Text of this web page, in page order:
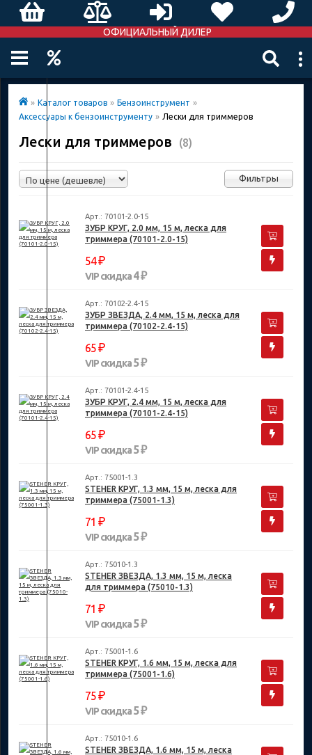
ОФИЦИАЛЬНЫЙ ДИЛЕР
» Каталог товаров » Бензоинструмент »
Аксессуары к бензоинструменту » Лески для триммеров
Лески для триммеров (8)
Фильтры
Арт.: 70101-2.0-15
ЗУБР КРУГ, 2.0 мм, 15 м, леска для
триммера (70101-2.0-15)
54₽
VIP скидка4 ₽
Арт.: 70102-2.4-15
ЗУБР ЗВЕЗДА, 2.4 мм, 15 м, леска для
триммера (70102-2.4-15)
65₽
VIP скидка5 ₽
Арт.: 70101-2.4-15
ЗУБР КРУГ, 2.4 мм, 15 м, леска для
триммера (70101-2.4-15)
65₽
VIP скидка5 ₽
Арт.: 75001-1.3
STEHER КРУГ, 1.3 мм, 15 м, леска для
триммера (75001-1.3)
71 ₽
VIP скидка5 ₽
Арт.: 75010-1.3
STEHER ЗВЕЗДА, 1.3 мм, 15 м, леска
для триммера (75010-1.3)
71 ₽
VIP скидка5 ₽
Арт.: 75001-1.6
STEHER КРУГ, 1.6 мм, 15 м, леска для
триммера (75001-1.6)
75₽
VIP скидка5 ₽
Арт.: 75010-1.6
STEHER ЗВЕЗДА, 1.6 мм, 15 м, леска